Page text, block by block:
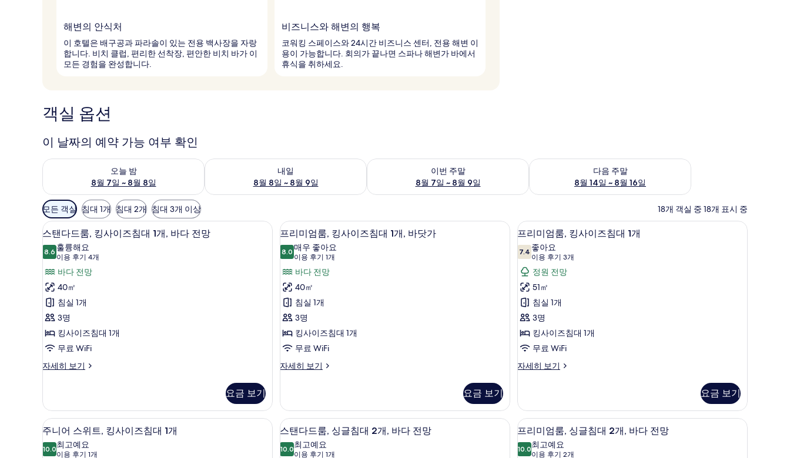
해변의 안식처
이 호텔은 배구공과 파라솔이 있는 전용 백사장을 자랑
합니다. 비치 클럽, 편리한 선착장, 편안한 비치 바가 이
모든 경험을 완성합니다.
비즈니스와 해변의 행복
코워킹 스페이스와 24시간 비즈니스 센터, 전용 해변 이
용이 가능합니다. 회의가 끝나면 스파나 해변가 바에서
휴식을 취하세요.
객실 옵션
이 날짜의 예약 가능 여부 확인
오늘 밤
8월 7일 ~ 8월 8일
오늘 밤 예약 가능 여부 확인, 8월 7일 ~ 8월 8일
내일
8월 8일 ~ 8월 9일
내일 예약 가능 여부 확인, 8월 8일 ~ 8월 9일
이번 주말
8월 7일 ~ 8월 9일
이번 주말 예약 가능 여부 확인, 8월 7일 ~ 8월 9일
다음 주말
8월 14일 ~ 8월 16일
다음 주말 예약 가능 여부 확인, 8월 14일 ~ 8월 16일
객
실
에
사
용
가
능
한
필
터
모든 객실 침대 1개 침대 2개 침대 3개 이상 18개 객실 중 18개 표시 중
스
탠
다
드
룸,
킹
사
이
즈
침
개,
바
다
전
고급 침구, 메모리폼 침대, 미니바, 책상
5
스탠다드룸, 킹사이즈침대 1개, 바다 전망
8.68.6점 만점 중 10점
훌륭해요
이용 후기 4개
(이
용
후
기
4
개)
바다 전망
40㎡
침실 1개
3명
킹사이즈침대 1개
무료 WiFi
자세히 보기
스
룸,
킹
사
이
즈
요금 보기
프
리
미
엄
룸,
킹
사
이
즈
침
개,
바
닷
가
프리미엄룸, 킹사이즈침대 1개, 바닷가 | 고급 침구, 메모리폼 침대, 미니바, 책상
5
프리미엄룸, 킹사이즈침대 1개, 바닷가
8.08.0점 만점 중 10점
매우 좋아요
이용 후기 1개
(이
용
후
기
개)
바다 전망
40㎡
침실 1개
3명
킹사이즈침대 1개
무료 WiFi
자세히 보기
프
룸,
킹
사
즈
요금 보기
프
리
미
엄
룸,
킹
사
이
즈
침
개
사
진
모
고급 침구, 메모리폼 침대, 미니바, 책상
6
프리미엄룸, 킹사이즈침대 1개
7.47.4점 만점 중 10점
좋아요
이용 후기 3개
(이
용
후
기
3
개)
정원 전망
51㎡
침실 1개
3명
킹사이즈침대 1개
무료 WiFi
자세히 보기
프
룸,
킹
사
즈
요금 보기
주
니
어
고급 침구, 메모리폼 침대, 미니바, 책상
6
주니어 스위트, 킹사이즈침대 1개
10.010.0점 만점 중 10점
최고예요
이용 후기 1개
(이
스
탠
다
레인폴 샤워기, 헤어드라이어, 목욕가운, 슬리퍼
7
스탠다드룸, 싱글침대 2개, 바다 전망
10.010.0점 만점 중 10점
최고예요
이용 후기 1개
(이
프
리
미
프리미엄룸, 싱글침대 2개, 바다 전망 | 고급 침
4
프리미엄룸, 싱글침대 2개, 바다 전망
10.010.0점 만점 중 10점
최고예요
이용 후기 2개
(이